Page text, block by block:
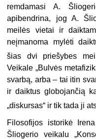
remdamasi A.
apibendrina, jog A.
meilės vietai ir
neįmanoma mylėti
šias dvi priešybes
Veikale „Bulvės
svarbą, arba – tai itin
ir daiktus globojančią
„diskursas“ ir tik tada ji
Filosofijos istorikė
Šliogerio veikalu